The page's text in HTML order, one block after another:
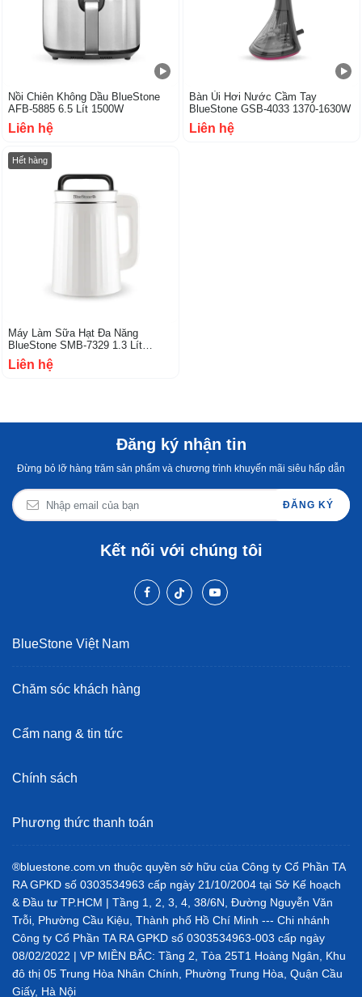
Nồi Chiên Không Dầu BlueStone
AFB-5885 6.5 Lít 1500W
Liên hệ
Bàn Ủi Hơi Nước Cầm Tay
BlueStone GSB-4033 1370-1630W
Liên hệ
Hết hàng
Máy Làm Sữa Hạt Đa Năng
BlueStone SMB-7329 1.3 Lít
1000W
Liên hệ
Đăng ký nhận tin
Đừng bỏ lỡ hàng trăm sản phẩm và chương trình khuyến mãi siêu hấp dẫn
ĐĂNG KÝ
Kết nối với chúng tôi
BlueStone Việt Nam
Chăm sóc khách hàng
Cẩm nang & tin tức
Chính sách
Phương thức thanh toán
®bluestone.com.vn thuộc quyền sở hữu của Công ty Cổ Phần TA
RA GPKD số 0303534963 cấp ngày 21/10/2004 tại Sở Kế hoạch
& Đầu tư TP.HCM | Tầng 1, 2, 3, 4, 38/6N, Đường Nguyễn Văn
Trỗi, Phường Cầu Kiệu, Thành phố Hồ Chí Minh --- Chi nhánh
Công ty Cổ Phần TA RA GPKD số 0303534963-003 cấp ngày
08/02/2022 | VP MIỀN BẮC: Tầng 2, Tòa 25T1 Hoàng Ngân, Khu
đô thị 05 Trung Hòa Nhân Chính, Phường Trung Hòa, Quận Cầu
Giấy, Hà Nội